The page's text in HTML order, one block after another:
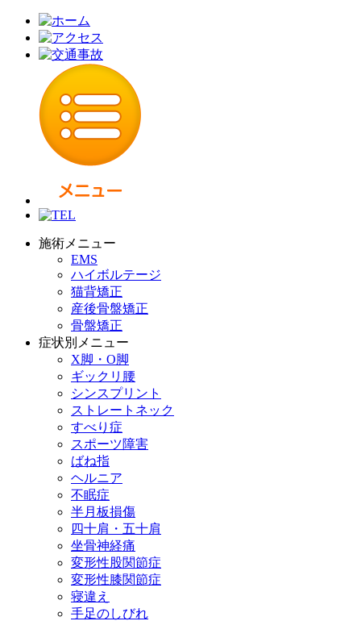
施術メニュー
EMS
ハイボルテージ
猫背矯正
産後骨盤矯正
骨盤矯正
症状別メニュー
X脚・O脚
ギックリ腰
シンスプリント
ストレートネック
すべり症
スポーツ障害
ばね指
ヘルニア
不眠症
半月板損傷
四十肩・五十肩
坐骨神経痛
変形性股関節症
変形性膝関節症
寝違え
手足のしびれ